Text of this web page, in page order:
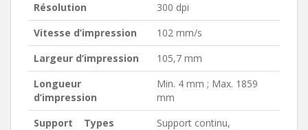
Résolution
300 dpi
Vitesse d’impression
102 mm/s
Largeur d’impression
105,7 mm
Longueur
d’impression
Min. 4 mm ; Max. 1859
mm
Support
Types
Support continu,